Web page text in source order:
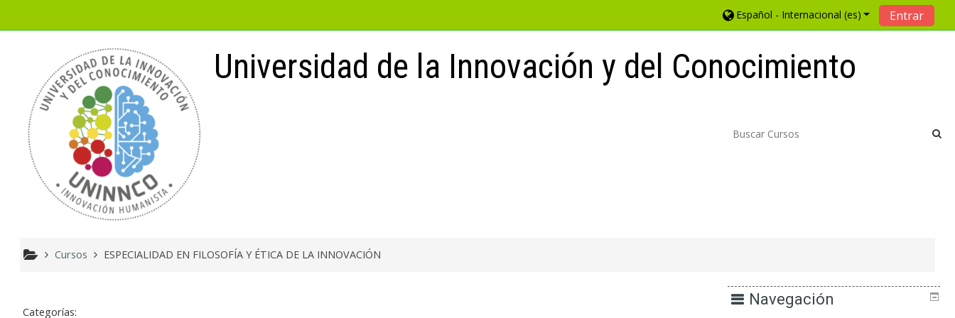
Español - Internacional ‎(es)‎ Entrar
Universidad de la Innovación y del Conocimiento
Cursos ESPECIALIDAD EN FILOSOFÍA Y ÉTICA DE LA INNOVACIÓN
Categorías:
Navegación